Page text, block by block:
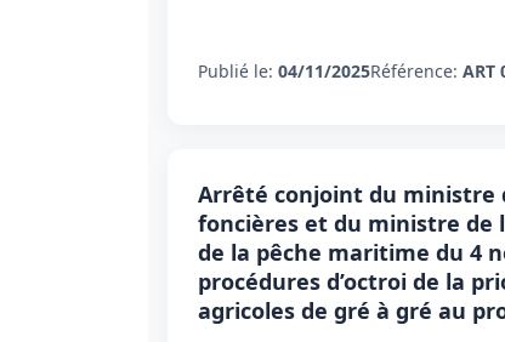
Publié le: 04/11/2025Référence: ART
Arrêté conjoint du ministre
foncières et du ministre de
de la pêche maritime du 4
procédures d’octroi de la
agricoles de gré à gré au